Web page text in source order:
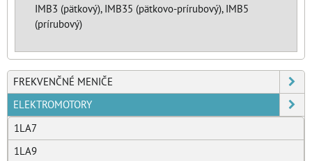
IMB3 (pätkový), IMB35 (pätkovo-prírubový), IMB5
(prírubový)
FREKVENČNÉ MENIČE
ELEKTROMOTORY
1LA7
1LA9